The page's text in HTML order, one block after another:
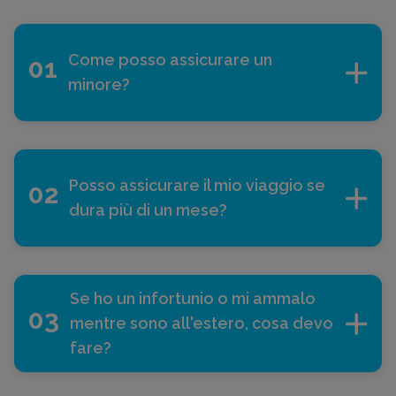
01
Come posso assicurare un
minore?
Per assicurare un minore basta che
nostro servizio clienti al numero
800 986 782.
02
Posso assicurare il mio viaggio se
dura più di un mese?
Per assicurare un viaggio che dura
più di 31 giorni devi acquistare
una polizza per unsingolo viaggio.
03
Se ho un infortunio o mi ammalo
mentre sono all'estero, cosa devo
fare?